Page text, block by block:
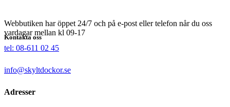
Webbutiken har öppet 24/7 och på e-post eller telefon når du oss
vardagar mellan kl 09-17
Kontakta oss
tel: 08-611 02 45
info@skyltdockor.se
Adresser